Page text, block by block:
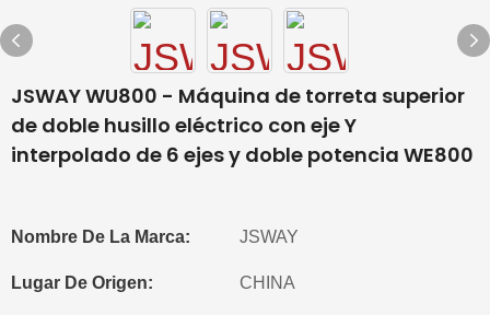
JSWAY WU800 - Máquina de torreta superior
de doble husillo eléctrico con eje Y
interpolado de 6 ejes y doble potencia WE800
Nombre De La Marca: JSWAY
Lugar De Origen: CHINA